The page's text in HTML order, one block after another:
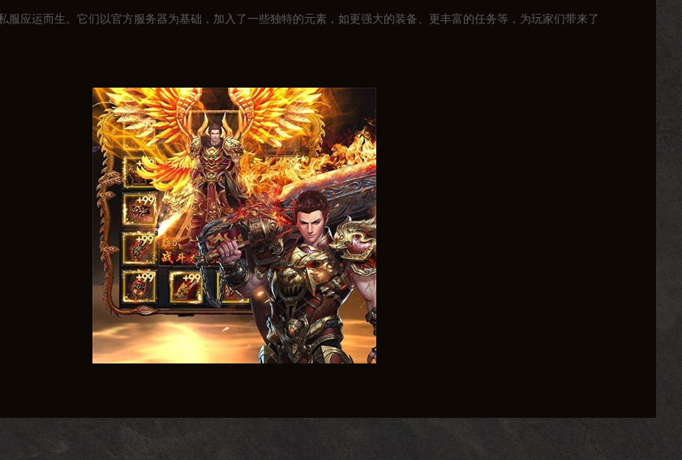
服应运而生。它们以官方服务器为基础，加入了一些独特的元素，如更强大的装备、更丰富的任务等，为玩家们带来了